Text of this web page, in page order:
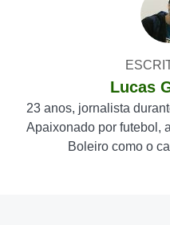
Lucas
23 anos, jornalista
Apaixonado por futebol,
Boleiro como o